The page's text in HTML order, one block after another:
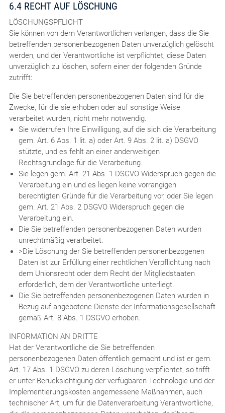
6.4 RECHT AUF LÖSCHUNG
LÖSCHUNGSPFLICHT
Sie können von dem Verantwortlichen verlangen, dass die Sie
betreffenden personenbezogenen Daten unverzüglich gelöscht
werden, und der Verantwortliche ist verpflichtet, diese Daten
unverzüglich zu löschen, sofern einer der folgenden Gründe
zutrifft:
Die Sie betreffenden personenbezogenen Daten sind für die
Zwecke, für die sie erhoben oder auf sonstige Weise
verarbeitet wurden, nicht mehr notwendig.
Sie widerrufen Ihre Einwilligung, auf die sich die Verarbeitung
gem. Art. 6 Abs. 1 lit. a) oder Art. 9 Abs. 2 lit. a) DSGVO
stützte, und es fehlt an einer anderweitigen
Rechtsgrundlage für die Verarbeitung.
Sie legen gem. Art. 21 Abs. 1 DSGVO Widerspruch gegen die
Verarbeitung ein und es liegen keine vorrangigen
berechtigten Gründe für die Verarbeitung vor, oder Sie legen
gem. Art. 21 Abs. 2 DSGVO Widerspruch gegen die
Verarbeitung ein.
Die Sie betreffenden personenbezogenen Daten wurden
unrechtmäßig verarbeitet.
>Die Löschung der Sie betreffenden personenbezogenen
Daten ist zur Erfüllung einer rechtlichen Verpflichtung nach
dem Unionsrecht oder dem Recht der Mitgliedstaaten
erforderlich, dem der Verantwortliche unterliegt.
Die Sie betreffenden personenbezogenen Daten wurden in
Bezug auf angebotene Dienste der Informationsgesellschaft
gemäß Art. 8 Abs. 1 DSGVO erhoben.
INFORMATION AN DRITTE
Hat der Verantwortliche die Sie betreffenden
personenbezogenen Daten öffentlich gemacht und ist er gem.
Art. 17 Abs. 1 DSGVO zu deren Löschung verpflichtet, so trifft
er unter Berücksichtigung der verfügbaren Technologie und der
Implementierungskosten angemessene Maßnahmen, auch
technischer Art, um für die Datenverarbeitung Verantwortliche,